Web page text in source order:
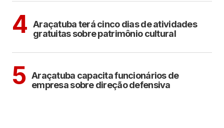
4 Araçatuba terá cinco dias de atividades
gratuitas sobre patrimônio cultural
5 Araçatuba capacita funcionários de
empresa sobre direção defensiva